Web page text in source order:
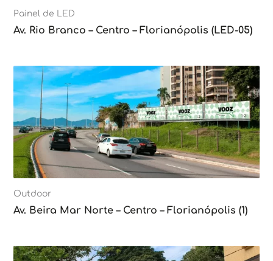
Painel de LED
Av. Rio Branco – Centro – Florianópolis (LED-05)
Outdoor
Av. Beira Mar Norte – Centro – Florianópolis (1)